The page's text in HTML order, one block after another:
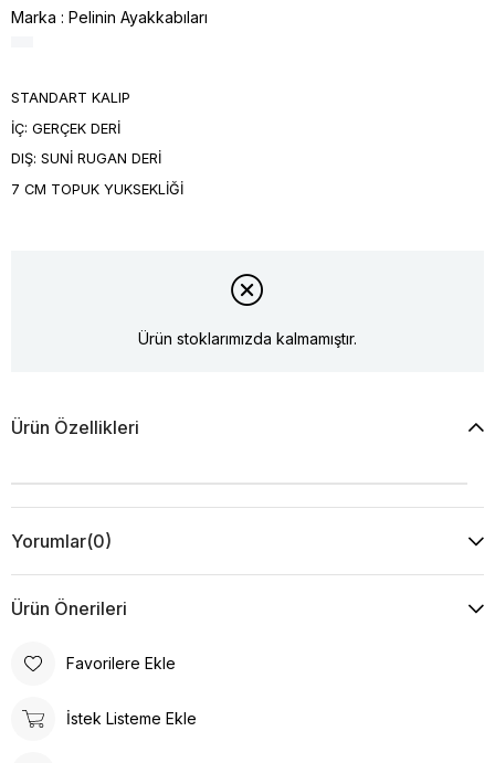
Marka : Pelinin Ayakkabıları
STANDART KALIP
İÇ: GERÇEK DERİ
DIŞ: SUNİ RUGAN DERİ
7 CM TOPUK YUKSEKLİĞİ
Ürün stoklarımızda kalmamıştır.
Ürün Özellikleri
Yorumlar(0)
Ürün Önerileri
Favorilere Ekle
İstek Listeme Ekle